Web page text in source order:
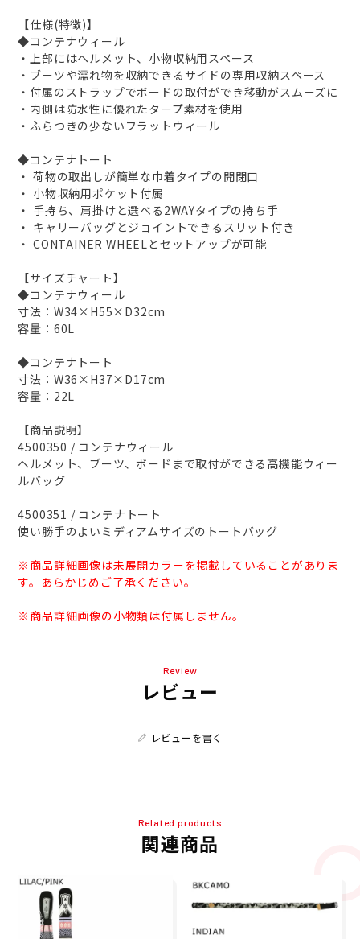
【仕様(特徴)】
◆コンテナウィール
・上部にはヘルメット、小物収納用スペース
・ブーツや濡れ物を収納できるサイドの専用収納スペース
・付属のストラップでボードの取付ができ移動がスムーズに
・内側は防水性に優れたタープ素材を使用
・ふらつきの少ないフラットウィール
◆コンテナトート
・ 荷物の取出しが簡単な巾着タイプの開閉口
・ 小物収納用ポケット付属
・ 手持ち、肩掛けと選べる2WAYタイプの持ち手
・ キャリーバッグとジョイントできるスリット付き
・ CONTAINER WHEELとセットアップが可能
【サイズチャート】
◆コンテナウィール
寸法：W34×H55×D32cm
容量：60L
◆コンテナトート
寸法：W36×H37×D17cm
容量：22L
【商品説明】
4500350 / コンテナウィール
ヘルメット、ブーツ、ボードまで取付ができる高機能ウィー
ルバッグ
4500351 / コンテナトート
使い勝手のよいミディアムサイズのトートバッグ
※商品詳細画像は未展開カラーを掲載していることがありま
す。あらかじめご了承ください。
※商品詳細画像の小物類は付属しません。
Review
レビュー
レビューを書く
Related products
関連商品